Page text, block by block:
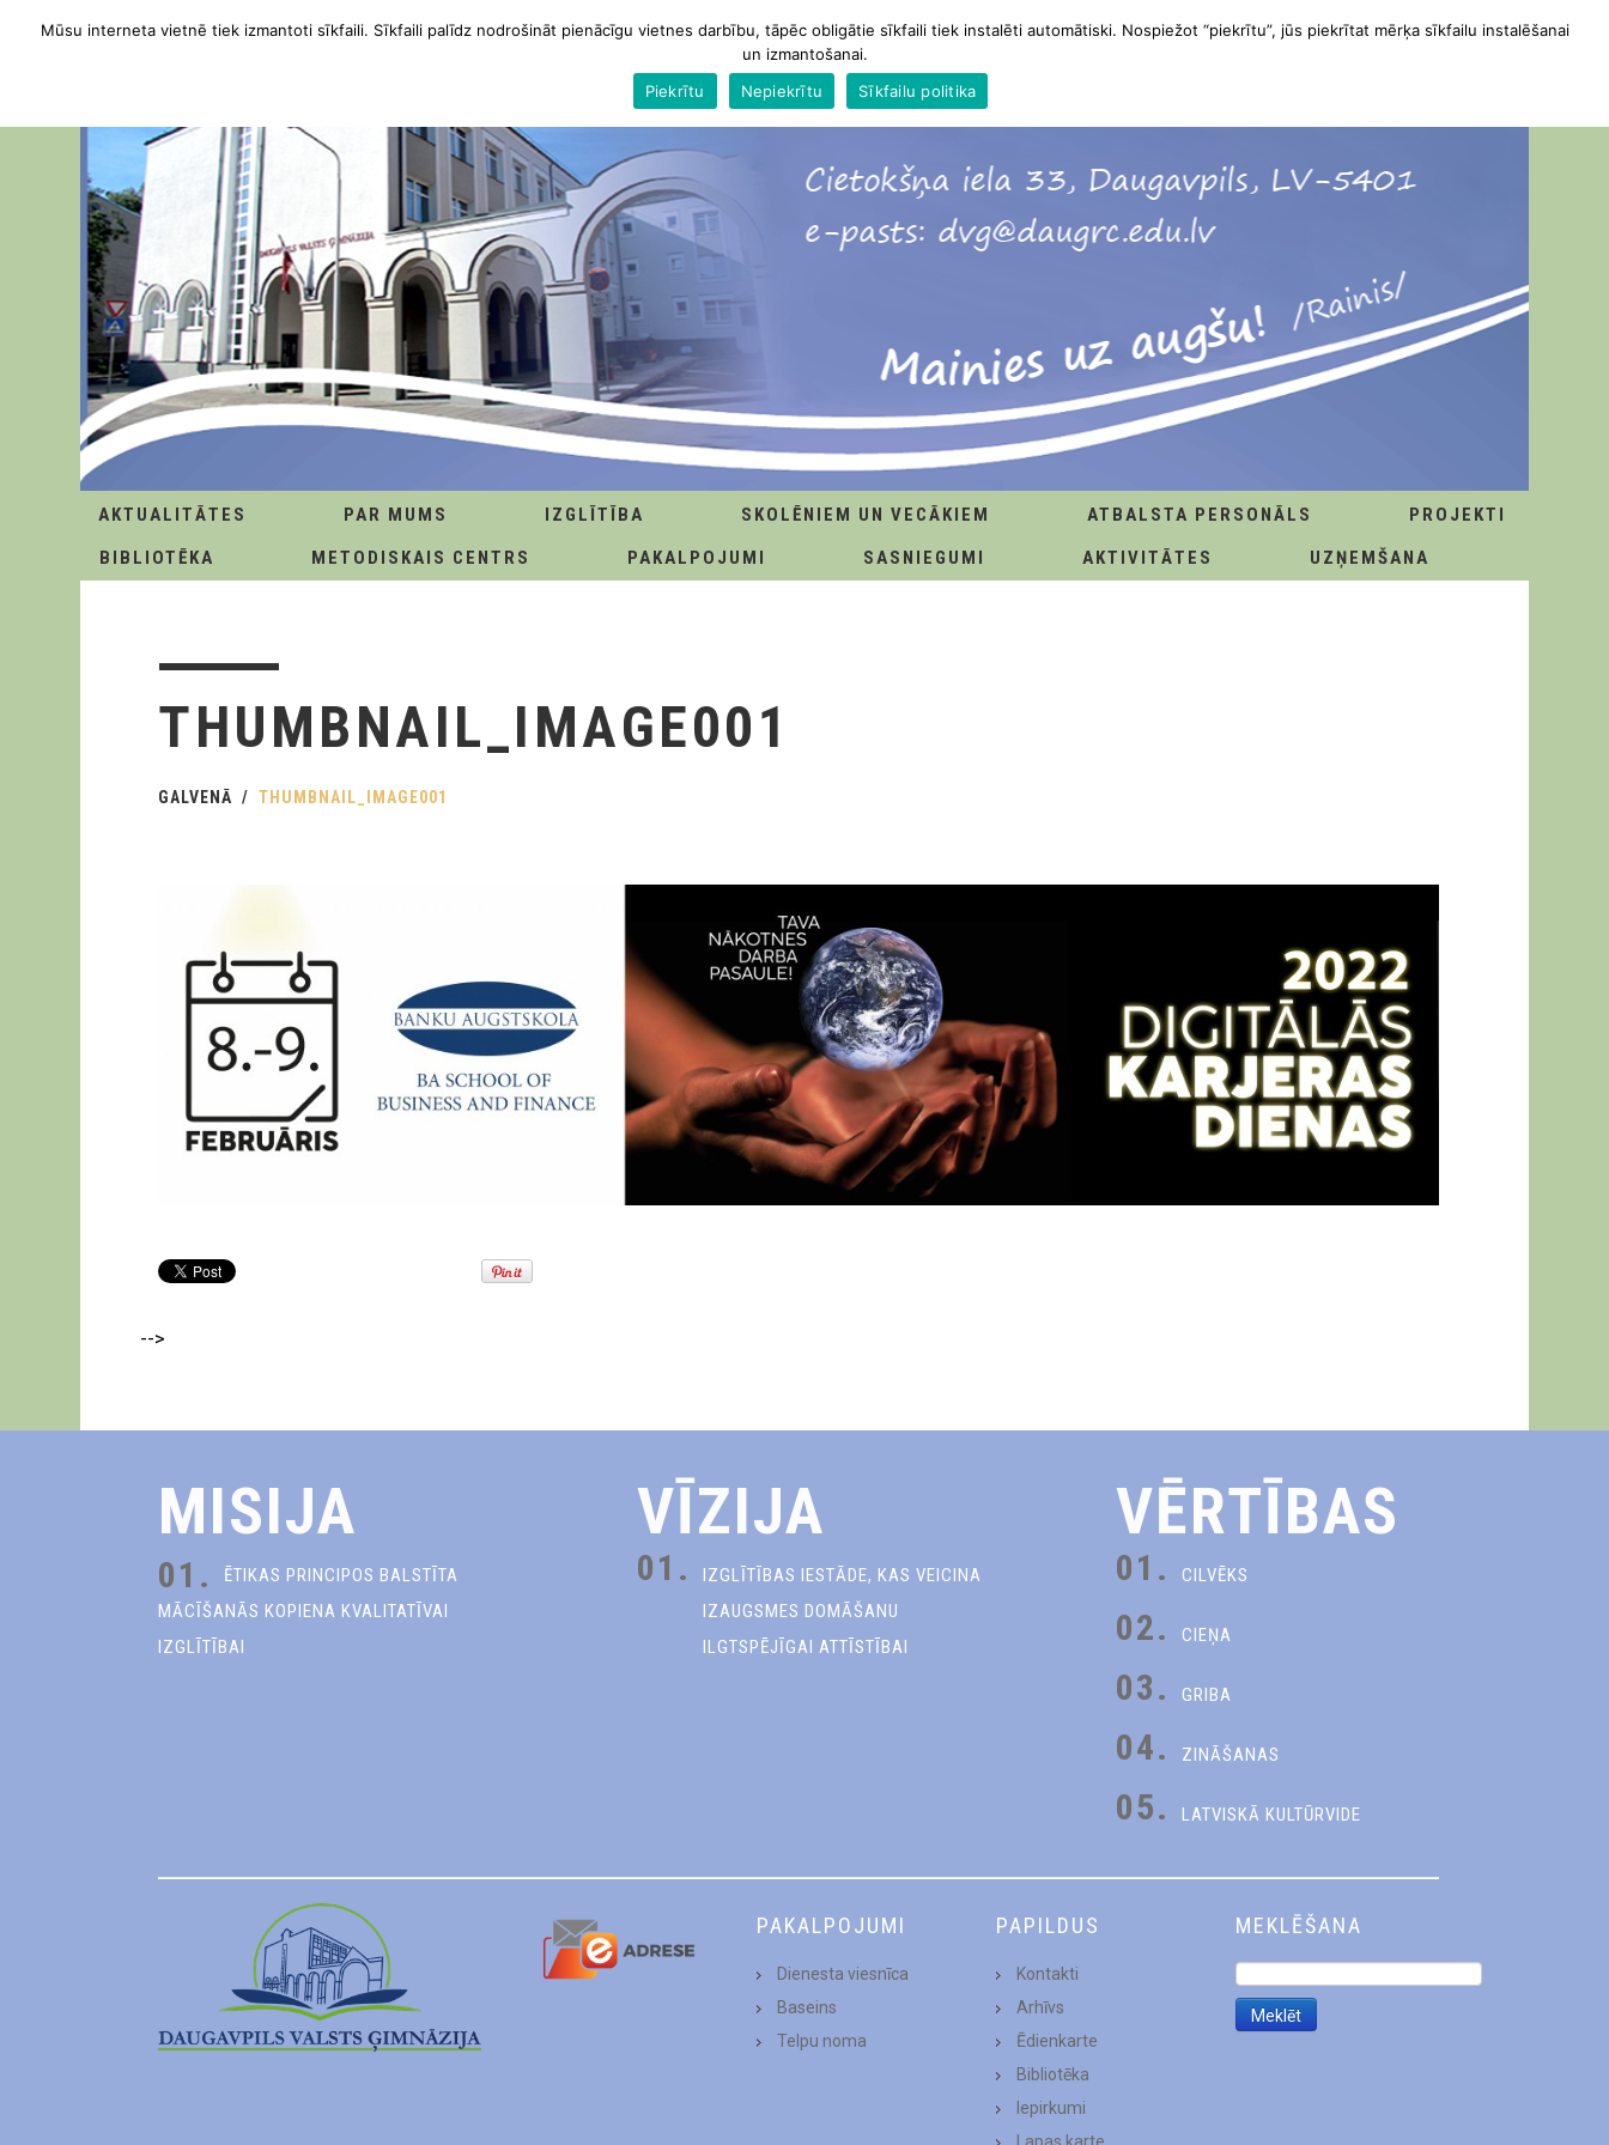
AKTUALITĀTES PAR MUMS IZGLĪTĪBA SKOLĒNIEM UN VECĀKIEM ATBALSTA PERSONĀLS
PROJEKTI
BIBLIOTĒKA
METODISKAIS CENTRS PAKALPOJUMI SASNIEGUMI AKTIVITĀTES UZŅEMŠANA
THUMBNAIL_IMAGE001
GALVENĀ THUMBNAIL_IMAGE001
-->
MISIJA
01.
ĒTIKAS PRINCIPOS BALSTĪTA
MĀCĪŠANĀS KOPIENA KVALITATĪVAI
IZGLĪTĪBAI
VĪZIJA
01.
IZGLĪTĪBAS IESTĀDE, KAS VEICINA
IZAUGSMES DOMĀŠANU
ILGTSPĒJĪGAI ATTĪSTĪBAI
VĒRTĪBAS
01. CILVĒKS
02. CIEŅA
03. GRIBA
04. ZINĀŠANAS
05. LATVISKĀ KULTŪRVIDE
PAKALPOJUMI
Dienesta viesnīca
Baseins
Telpu noma
PAPILDUS
Kontakti
Arhīvs
Ēdienkarte
Bibliotēka
Iepirkumi
MEKLĒŠANA
Mūsu interneta vietnē tiek izmantoti sīkfaili. Sīkfaili palīdz nodrošināt pienācīgu vietnes darbību, tāpēc obligātie sīkfaili tiek instalēti automātiski. Nospiežot “piekrītu”, jūs piekrītat mērķa sīkfailu instalēšanai
un izmantošanai.
Piekrītu
Nepiekrītu Sīkfailu politika